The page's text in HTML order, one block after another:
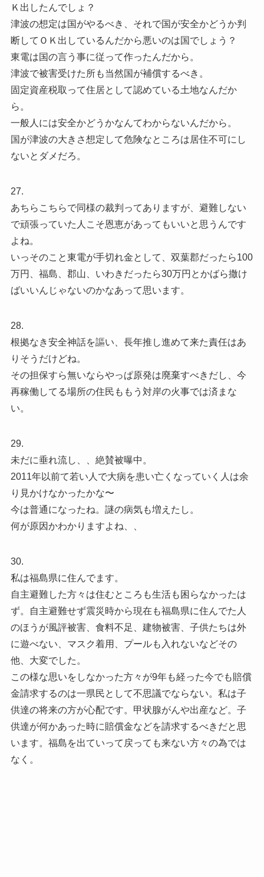
Ｋ出したんでしょ？
津波の想定は国がやるべき、それで国が安全かどうか判
断してＯＫ出しているんだから悪いのは国でしょう？
東電は国の言う事に従って作ったんだから。
津波で被害受けた所も当然国が補償するべき。
固定資産税取って住居として認めている土地なんだか
ら。
一般人には安全かどうかなんてわからないんだから。
国が津波の大きさ想定して危険なところは居住不可にし
ないとダメだろ。
27.
あちらこちらで同様の裁判ってありますが、避難しない
で頑張っていた人こそ恩恵があってもいいと思うんです
よね。
いっそのこと東電が手切れ金として、双葉郡だったら100
万円、福島、郡山、いわきだったら30万円とかばら撒け
ばいいんじゃないのかなあって思います。
28.
根拠なき安全神話を謳い、長年推し進めて来た責任はあ
りそうだけどね。
その担保すら無いならやっぱ原発は廃棄すべきだし、今
再稼働してる場所の住民ももう対岸の火事では済まな
い。
29.
未だに垂れ流し、、絶賛被曝中。
2011年以前て若い人で大病を患い亡くなっていく人は余
り見かけなかったかな〜
今は普通になったね。謎の病気も増えたし。
何が原因かわかりますよね、、
30.
私は福島県に住んでます。
自主避難した方々は住むところも生活も困らなかったは
ず。自主避難せず震災時から現在も福島県に住んでた人
のほうが風評被害、食料不足、建物被害、子供たちは外
に遊べない、マスク着用、プールも入れないなどその
他、大変でした。
この様な思いをしなかった方々が9年も経った今でも賠償
金請求するのは一県民として不思議でならない。私は子
供達の将来の方が心配です。甲状腺がんや出産など。子
供達が何かあった時に賠償金などを請求するべきだと思
います。福島を出ていって戻っても来ない方々の為では
なく。